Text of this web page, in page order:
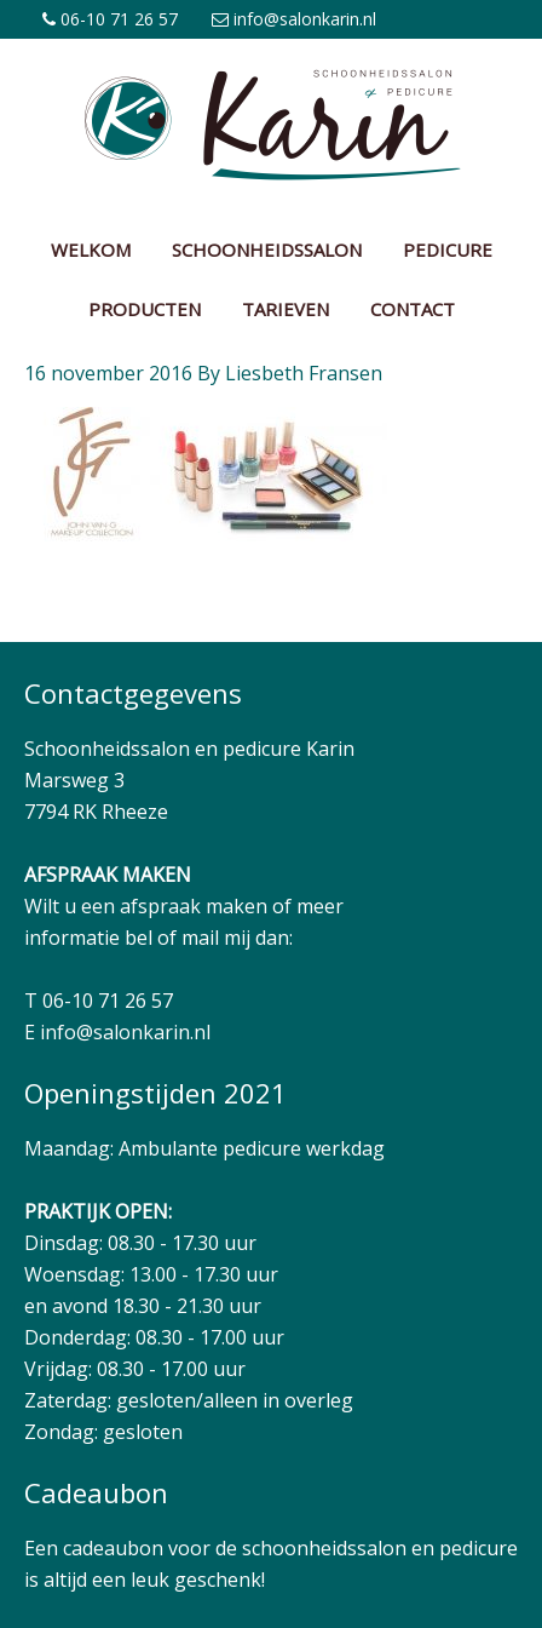
06-10 71 26 57 info@salonkarin.nl
WELKOM SCHOONHEIDSSALON PEDICURE
PRODUCTEN TARIEVEN CONTACT
16 november 2016 By Liesbeth Fransen
Contactgegevens
Schoonheidssalon en pedicure Karin
Marsweg 3
7794 RK Rheeze
AFSPRAAK MAKEN
Wilt u een afspraak maken of meer
informatie bel of mail mij dan:
T 06-10 71 26 57
E info@salonkarin.nl
Openingstijden 2021
Maandag: Ambulante pedicure werkdag
PRAKTIJK OPEN:
Dinsdag: 08.30 - 17.30 uur
Woensdag: 13.00 - 17.30 uur
en avond 18.30 - 21.30 uur
Donderdag: 08.30 - 17.00 uur
Vrijdag: 08.30 - 17.00 uur
Zaterdag: gesloten/alleen in overleg
Zondag: gesloten
Cadeaubon
Een cadeaubon voor de schoonheidssalon en pedicure
is altijd een leuk geschenk!